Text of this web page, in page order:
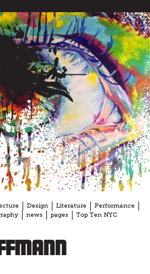
Design Literature
Performance
news pages Top Ten NYC